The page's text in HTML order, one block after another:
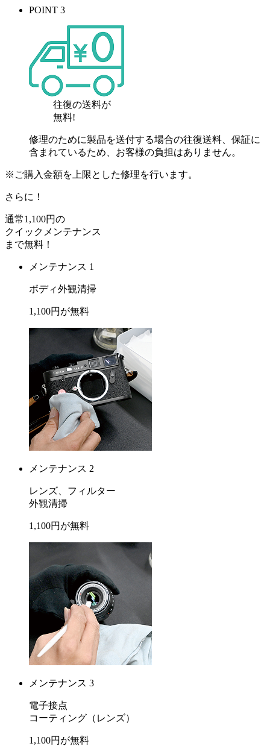
POINT 3
往復の送料が
無料!
修理のために製品を送付する場合の往復送料、保証に
含まれているため、お客様の負担はありません。
※ご購入金額を上限とした修理を行います。
さらに！
通常1,100円の
クイックメンテナンス
まで無料 ！
メンテナンス 1
ボディ外観清掃
1,100円が無料
メンテナンス 2
レンズ、フィルター
外観清掃
1,100円が無料
メンテナンス 3
電子接点
コーティング （レンズ）
1,100円が無料